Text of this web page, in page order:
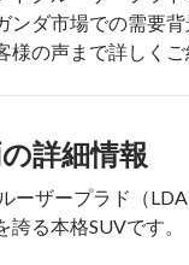
ンダ市場での需要背
様の声まで詳しくご
詳細情報
ーザープラド（
る本格SUVです。